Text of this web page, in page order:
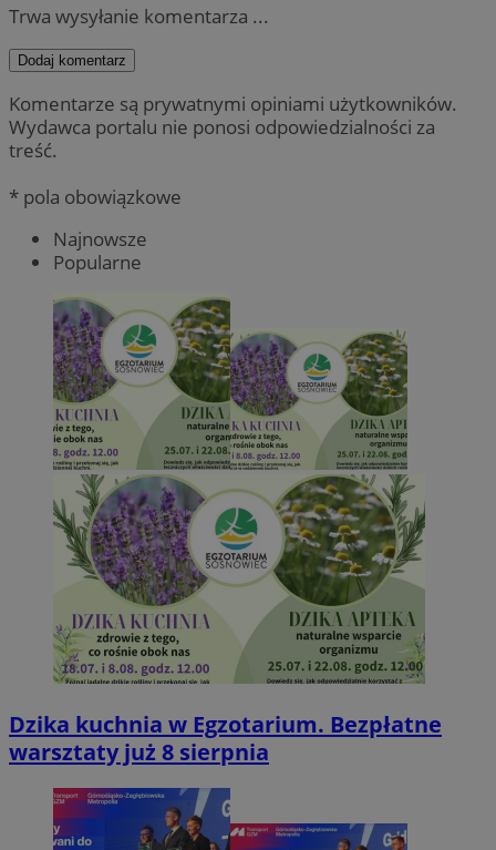
Trwa wysyłanie komentarza ...
Dodaj komentarz
Komentarze są prywatnymi opiniami użytkowników.
Wydawca portalu nie ponosi odpowiedzialności za
treść.
* pola obowiązkowe
Najnowsze
Popularne
Dzika kuchnia w Egzotarium. Bezpłatne
warsztaty już 8 sierpnia